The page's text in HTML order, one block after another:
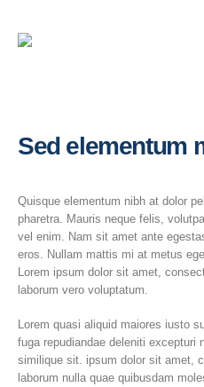
Sed elementum
Quisque elementum nibh at dolor
pharetra. Mauris neque felis,
vel enim. Nam sit amet ante
eros. Nullam mattis mi at metus
Lorem ipsum dolor sit amet,
laborum vero voluptatum.
Lorem quasi aliquid maiores iusto
fuga repudiandae deleniti excepturi
similique sit. ipsum dolor sit amet,
laborum nulla quae quibusdam